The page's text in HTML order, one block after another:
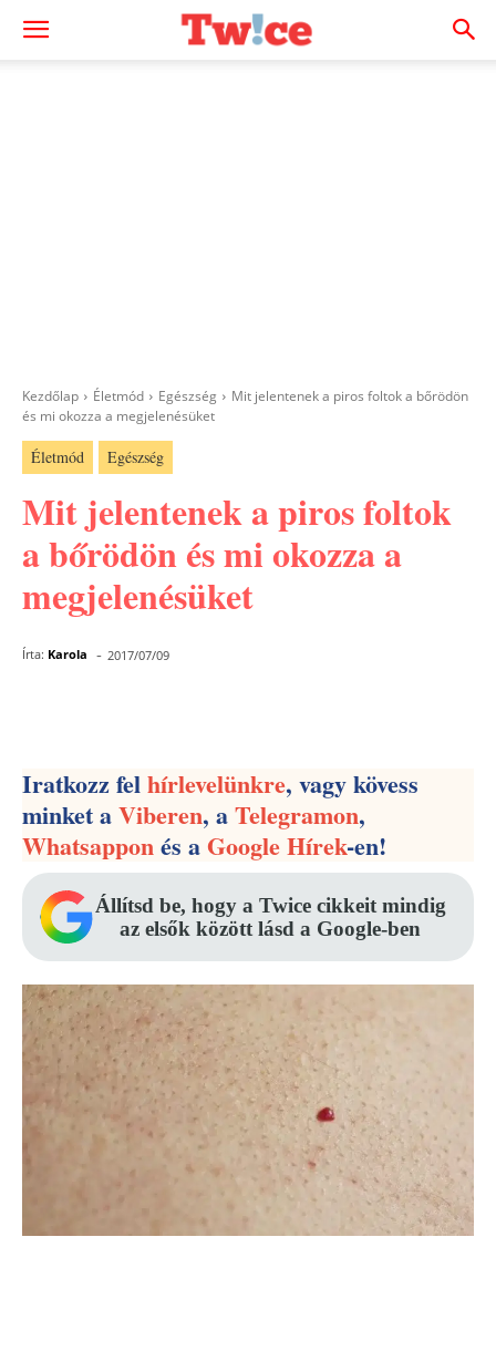
Kezdőlap Életmód Egészség
Mit jelentenek a piros foltok a bőrödön
és mi okozza a megjelenésüket
Életmód Egészség
Mit jelentenek a piros foltok
a bőrödön és mi okozza a
megjelenésüket
Írta: Karola - 2017/07/09
Iratkozz felhírlevelünkre, vagy kövess
minket aViberen, aTelegramon,
Whatsapponés aGoogle Hírek-en!
Állítsd be, hogy a Twice cikkeit mindig
az elsők között lásd a Google-ben